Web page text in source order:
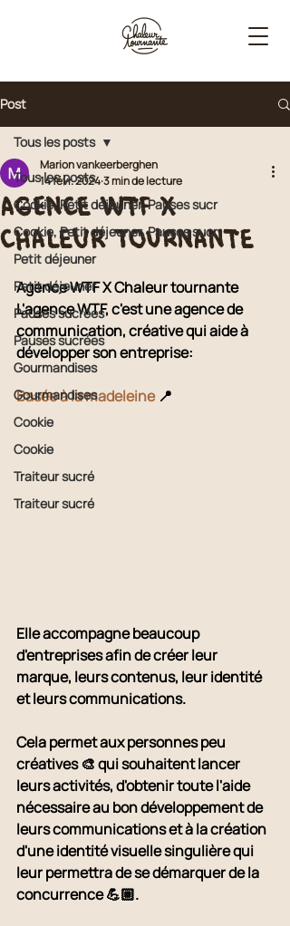
Post
Tous les posts
Cookie, Petit déjeuner, Pauses sucr
Cookie, Petit déjeuner, Pauses sucr
Petit déjeuner
Petit déjeuner
Pauses sucrées
Pauses sucrées
Gourmandises
Gourmandises
Cookie
Cookie
Traiteur sucré
Traiteur sucré
Tous les posts
Agence WTF x
Chaleur tournante
Marion vankeerberghen
14 févr. 20243 min de lecture
Agence WTF X Chaleur tournante
L'agence WTF, c'est une agence de
communication, créative qui aide à
développer son entreprise:
Basée à la madeleine 📍
Elle accompagne beaucoup
d'entreprises afin de créer leur
marque, leurs contenus, leur identité
et leurs communications.
Cela permet aux personnes peu
créatives 🎨 qui souhaitent lancer
leurs activités, d'obtenir toute l'aide
nécessaire au bon développement de
leurs communications et à la création
d'une identité visuelle singulière qui
leur permettra de se démarquer de la
concurrence 💪🏼.